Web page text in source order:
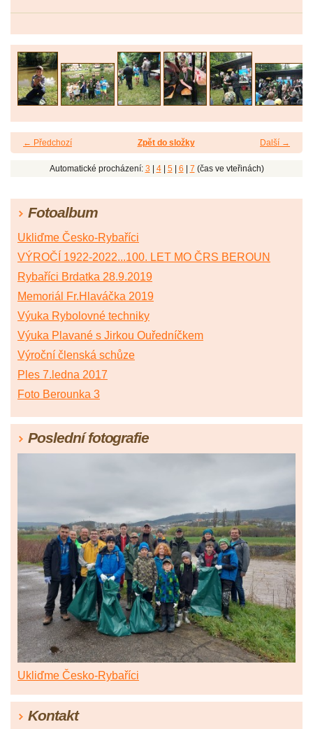
← Předchozí Další →
Zpět do složky
Automatické procházení: 3 4| 5| 6 7 (čas ve vteřinách)
Fotoalbum
Ukliďme Česko-Rybaříci
VÝROČÍ 1922-2022...100. LET MO ČRS BEROUN
Rybaříci Brdatka 28.9.2019
Memoriál Fr.Hlaváčka 2019
Výuka Rybolovné techniky
Výuka Plavané s Jirkou Ouředníčkem
Výroční členská schůze
Ples 7.ledna 2017
Foto Berounka 3
Poslední fotografie
Ukliďme Česko-Rybaříci
Kontakt